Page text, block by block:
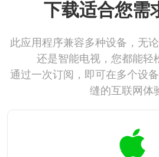
下载适合您需
此应用程序兼容多种设备，无
还是智能电视，您都能轻
通过一次订阅，即可在多个设
缝的互联网体